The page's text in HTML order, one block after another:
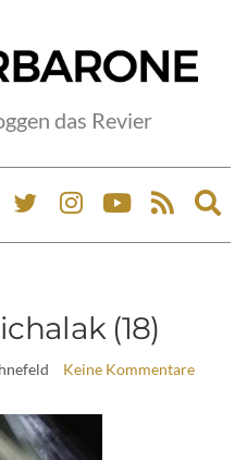
das Revier
(18)
Keine Kommentare